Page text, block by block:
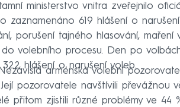
ministerstvo vnitra zveřejnilo
zaznamenáno 619 hlášení o
porušení tajného hlasování, maření
volebního procesu. Den po
hlášení o narušení voleb.
arménská volební
pozorovatele navštívili převážnou
přitom zjistili různé problémy ve 44